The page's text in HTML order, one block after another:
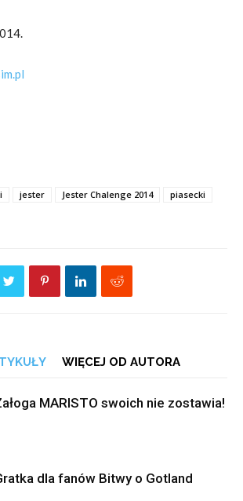
jester Jester Chalenge 2014
piasecki
WIĘCEJ OD AUTORA
MARISTO swoich nie zostawia!
dla fanów Bitwy o Gotland